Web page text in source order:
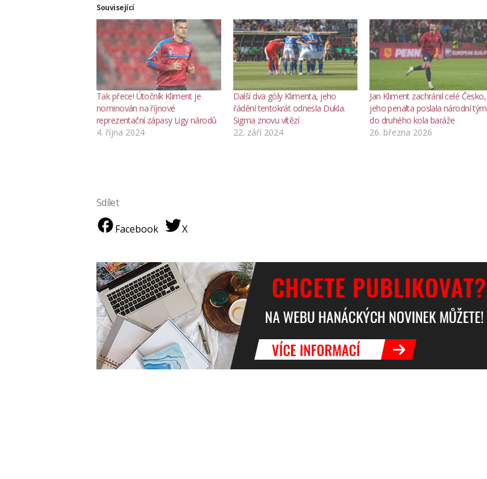
Související
Tak přece! Útočník Kliment je
nominován na říjnové
reprezentační zápasy Ligy národů
4. října 2024
Další dva góly Klimenta, jeho
řádění tentokrát odnesla Dukla.
Sigma znovu vítězí
22. září 2024
Jan Kliment zachránil celé Česko,
jeho penalta poslala národní tým
do druhého kola baráže
26. března 2026
Sdílet
Facebook
X